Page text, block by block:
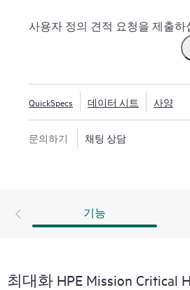
사용자 정의 견적 요청을 제출하
QuickSpecs 데이터 시트 사양
문의하기 채팅 상담
기능
최대화 HPE Mission Critical